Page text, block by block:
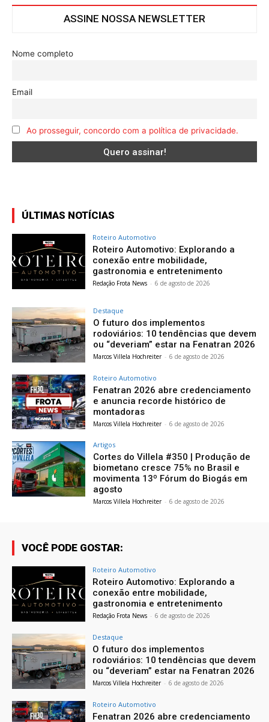
ASSINE NOSSA NEWSLETTER
Nome completo
Email
Ao prosseguir, concordo com a política de privacidade.
ÚLTIMAS NOTÍCIAS
Roteiro Automotivo
Roteiro Automotivo: Explorando a
conexão entre mobilidade,
gastronomia e entretenimento
Redação Frota News - 6 de agosto de 2026
Destaque
O futuro dos implementos
rodoviários: 10 tendências que devem
ou “deveriam” estar na Fenatran 2026
Marcos Villela Hochreiter - 6 de agosto de 2026
Roteiro Automotivo
Fenatran 2026 abre credenciamento
e anuncia recorde histórico de
montadoras
Marcos Villela Hochreiter - 6 de agosto de 2026
Artigos
Cortes do Villela #350 | Produção de
biometano cresce 75% no Brasil e
movimenta 13º Fórum do Biogás em
agosto
Marcos Villela Hochreiter - 6 de agosto de 2026
VOCÊ PODE GOSTAR:
Roteiro Automotivo
Roteiro Automotivo: Explorando a
conexão entre mobilidade,
gastronomia e entretenimento
Redação Frota News - 6 de agosto de 2026
Destaque
O futuro dos implementos
rodoviários: 10 tendências que devem
ou “deveriam” estar na Fenatran 2026
Marcos Villela Hochreiter - 6 de agosto de 2026
Roteiro Automotivo
Fenatran 2026 abre credenciamento